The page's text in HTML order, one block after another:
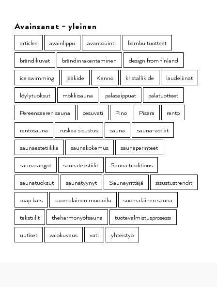
Avainsanat – yleinen
articles avainlippu avantouinti
bambu tuotteet
brändikuvat
brändinrakentaminen
design from finland
ice swimming
jääkide Kenno kristallikide
laudeliinat
löylytuoksut
mökkisauna palasaippuat
palatuotteet
Pereensaaren sauna
pesuvati Pino Pisara
rento
rentosauna
ruskea sisustus sauna
sauna-astiat
saunaestetiikka
saunakokemus
saunaperinteet
saunasangot
saunatekstiilit
Sauna traditions
saunatuoksut
saunatyynyt Saunayrittäjä
sisustustrendit
soap bars
suomalainen muotoilu
suomalainen sauna
tekstiilit
theharmonyofsauna
tuotevalmistusprosessi
uutiset
valokuvaus vati yhteistyö